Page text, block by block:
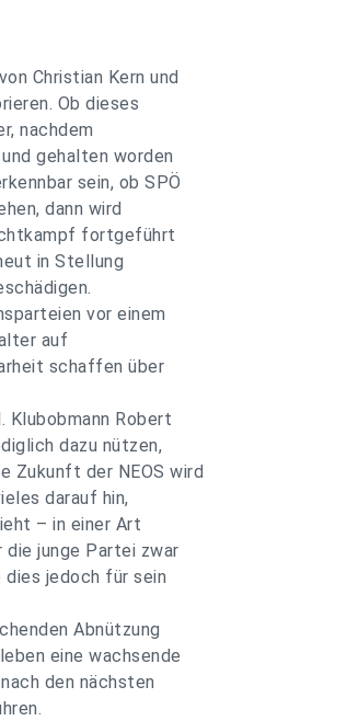
Christian Kern und
Ob dieses
nachdem
gehalten worden
sein, ob SPÖ
dann wird
fortgeführt
in Stellung
vor einem
auf
schaffen über
Klubobmann Robert
dazu nützen,
Zukunft der NEOS wird
darauf hin,
– in einer Art
junge Partei zwar
jedoch für sein
Abnützung
eine wachsende
den nächsten